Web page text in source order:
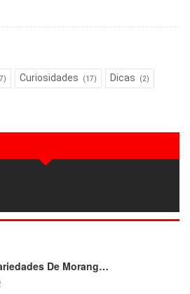
Curiosidades (17) Dicas (2)
De Morang…